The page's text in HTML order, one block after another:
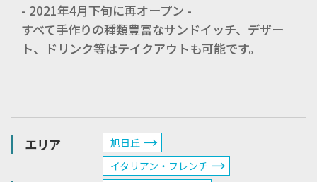
- 2021年4月下旬に再オープン -
すべて手作りの種類豊富なサンドイッチ、デザー
ト、ドリンク等はテイクアウトも可能です。
エリア 旭日丘
イタリアン・フレンチ